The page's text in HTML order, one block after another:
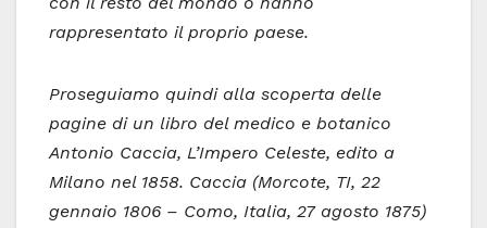
rappresentato il proprio paese.
Proseguiamo quindi alla scoperta delle
pagine di un libro del medico e botanico
Antonio Caccia, L’Impero Celeste, edito a
Milano nel 1858. Caccia (Morcote, TI, 22
gennaio 1806 – Como, Italia, 27 agosto 1875)